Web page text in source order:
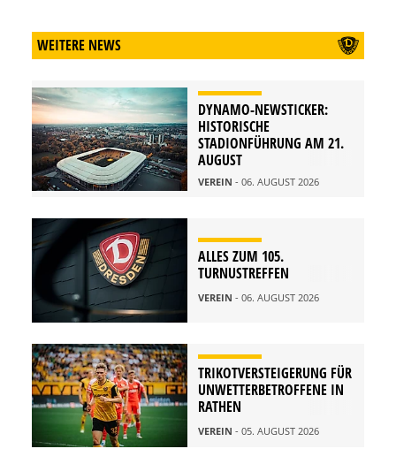
WEITERE NEWS
DYNAMO-NEWSTICKER:
HISTORISCHE
STADIONFÜHRUNG AM 21.
AUGUST
VEREIN - 06. AUGUST 2026
ALLES ZUM 105.
TURNUSTREFFEN
VEREIN - 06. AUGUST 2026
TRIKOTVERSTEIGERUNG FÜR
UNWETTERBETROFFENE IN
RATHEN
VEREIN - 05. AUGUST 2026